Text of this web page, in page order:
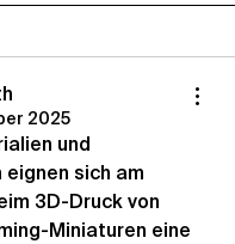
2025
und
sich am
3D-Druck von
Miniaturen eine